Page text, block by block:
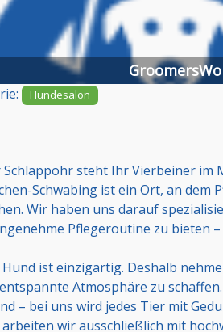
Hundesalon
steht Ihr Vierbeiner
Schwabing ist ein Ort, an dem
Wir haben uns darauf
Pflegeroutine zu bieten
Hund ist einzigartig. Deshalb
Atmosphäre zu
– bei uns wird jedes Tier mit
arbeiten wir ausschließlich mit